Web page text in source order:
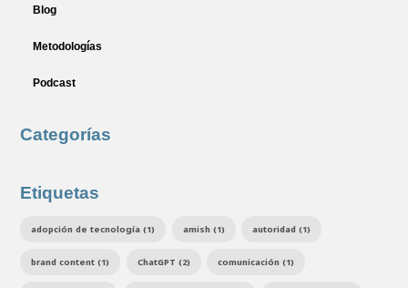
Blog
Metodologías
Podcast
Categorías
Etiquetas
adopción de tecnología (1) amish (1) autoridad (1)
brand content (1) ChatGPT (2) comunicación (1)